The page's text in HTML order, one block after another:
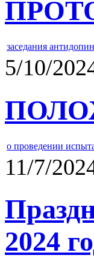
заседания
5/10/
о проведении
11/7/
2024